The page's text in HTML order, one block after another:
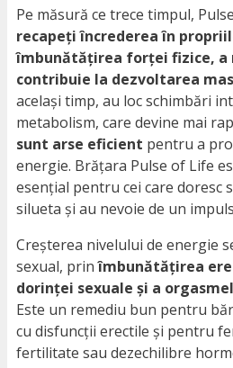
Pe măsură ce trece timpul,
recapeți încrederea în
îmbunătățirea forței fizice,
contribuie la dezvoltarea
același timp, au loc schimbări
metabolism, care devine mai
sunt arse eficient pentru a
energie. Brățara Pulse of Life
esențial pentru cei care doresc
silueta și au nevoie de un
Creșterea nivelului de energie
sexual, prinîmbunătățirea
dorinței sexuale și a
Este un remediu bun pentru
cu disfuncții erectile și pentru
fertilitate sau dezechilibre